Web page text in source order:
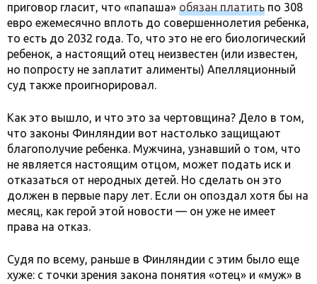
приговор гласит, что «папаша» обязан платить по 308
евро ежемесячно вплоть до совершеннолетия ребенка,
то есть до 2032 года. То, что это не его биологический
ребенок, а настоящий отец неизвестен (или известен,
но попросту не заплатит алименты) Апелляционный
суд также проигнорировал.
Как это вышло, и что это за чертовщина? Дело в том,
что законы Финляндии вот настолько защищают
благополучие ребенка. Мужчина, узнавший о том, что
не является настоящим отцом, может подать иск и
отказаться от неродных детей. Но сделать он это
должен в первые пару лет. Если он опоздал хотя бы на
месяц, как герой этой новости — он уже не имеет
права на отказ.
Судя по всему, раньше в Финляндии с этим было еще
хуже: с точки зрения закона понятия «отец» и «муж» в